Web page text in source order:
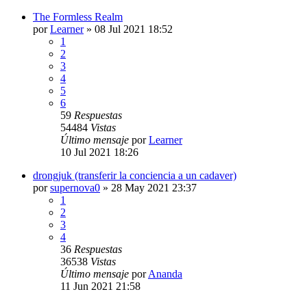
The Formless Realm
porLearner» 08 Jul 2021 18:52
1
2
3
4
5
6
59 Respuestas
54484 Vistas
Último mensaje porLearner
10 Jul 2021 18:26
drongjuk (transferir la conciencia a un cadaver)
porsupernova0 » 28 May 2021 23:37
1
2
3
4
36 Respuestas
36538 Vistas
Último mensaje porAnanda
11 Jun 2021 21:58